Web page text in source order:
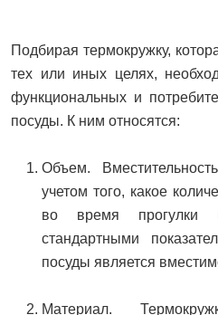
Подбирая термокружку,
тех или иных целях,
функциональных и
посуды. К ним относятся:
Объем.
учетом того, какое
во время прогулки
стандартными
посуды является
Материал.